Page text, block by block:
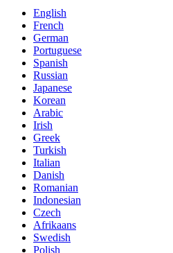
English
French
German
Portuguese
Spanish
Russian
Japanese
Korean
Arabic
Irish
Greek
Turkish
Italian
Danish
Romanian
Indonesian
Czech
Afrikaans
Swedish
Polish